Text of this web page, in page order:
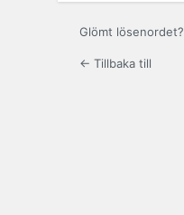
Glömt lösenordet?
← Tillbaka till